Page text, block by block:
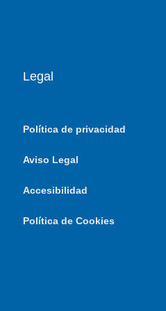
Legal
Política de privacidad
Aviso Legal
Accesibilidad
Política de Cookies